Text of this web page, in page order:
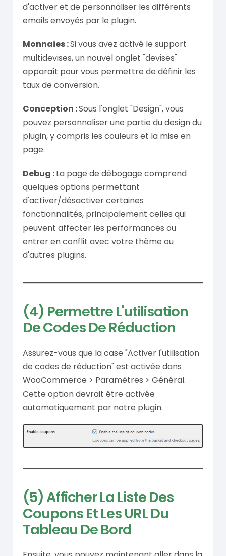
d'activer et de personnaliser les différents
emails envoyés par le plugin.
Monnaies :Si vous avez activé le support
multidevises, un nouvel onglet "devises"
apparaît pour vous permettre de définir les
taux de conversion.
Conception :Sous l'onglet "Design", vous
pouvez personnaliser une partie du design du
plugin, y compris les couleurs et la mise en
page.
Debug :La page de débogage comprend
quelques options permettant
d'activer/désactiver certaines
fonctionnalités, principalement celles qui
peuvent affecter les performances ou
entrer en conflit avec votre thème ou
d'autres plugins.
(4) Permettre L'utilisation
De Codes De Réduction
Assurez-vous que la case "Activer l'utilisation
de codes de réduction" est activée dans
WooCommerce > Paramètres > Général.
Cette option devrait être activée
automatiquement par notre plugin.
(5) Afficher La Liste Des
Coupons Et Les URL Du
Tableau De Bord